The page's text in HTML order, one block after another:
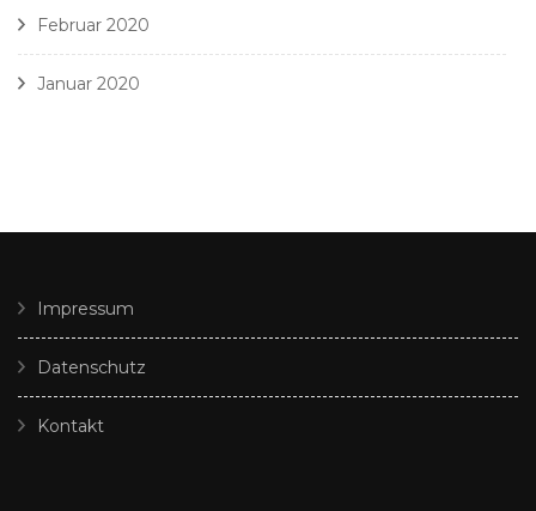
Februar 2020
Januar 2020
Impressum
Datenschutz
Kontakt